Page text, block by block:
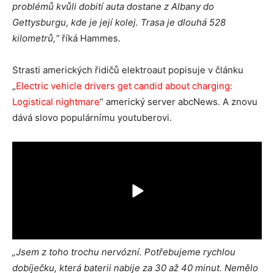
problémů kvůli dobití auta dostane z Albany do
Gettysburgu, kde je její kolej. Trasa je dlouhá 528
kilometrů,“říká Hammes.
Strasti amerických řidičů elektroaut popisuje v článku
„Electric vehicle drivers get candid about charging:
Logistical nightmare“ americký server abcNews. A znovu
dává slovo populárnímu youtuberovi.
„Jsem z toho trochu nervózní. Potřebujeme rychlou
dobíječku, která baterii nabije za 30 až 40 minut. Nemělo